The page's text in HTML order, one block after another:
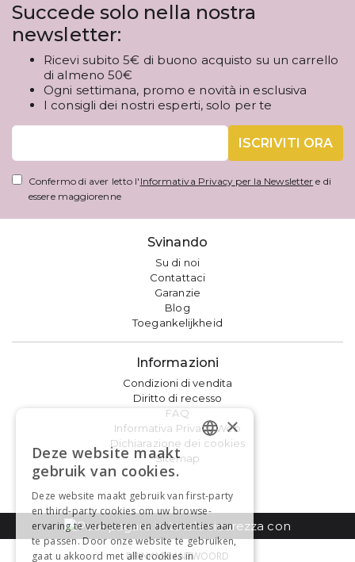
Succede solo nella nostra
newsletter:
Ricevi subito 5€ di buono acquisto su un carrello
di almeno 50€
Ogni settimana, promo e novità in esclusiva
I consigli dei nostri esperti, solo per te
ISCRIVITI ORA
Confermo di aver letto l' Informativa Privacy per la Newsletter e di
essere maggiorenne
Svinando
Su di noi
Contattaci
Garanzie
Blog
Toegankelijkheid
Informazioni
Condizioni di vendita
Diritto di recesso
FAQ
Informativa Privacy Web
Dichiarazione dei cookies
Sitemap
DRINK VERANTWOORD
×
Deze website maakt
gebruik van cookies.
Deze website maakt gebruik van first-party
en third-party cookies om uw browse-
ervaring te verbeteren en advertenties aan
te passen. Door onze website te gebruiken,
gaat u akkoord met alle cookies in